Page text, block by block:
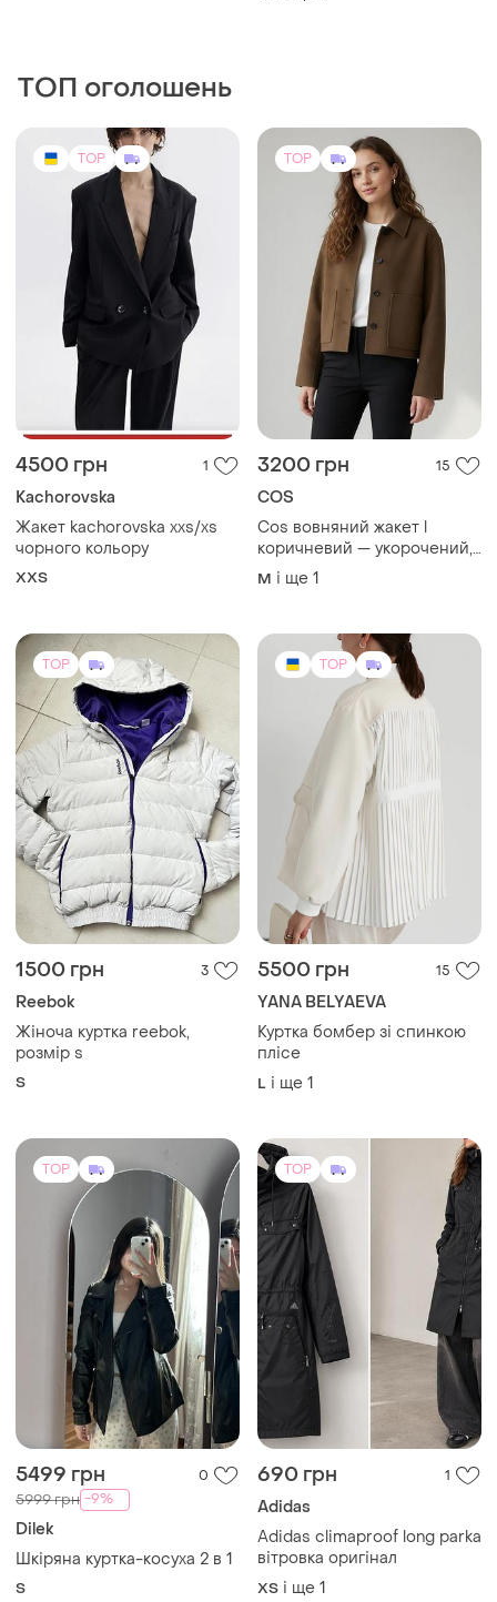
4500 грн
Kachorovska
Жакет kachorovska xxs/xs
чорного кольору
XХS
3200 грн 15
Cos вовняний жакет l
коричневий — укорочений,
оригінал, київ
M і ще 1
TOP
1500 грн 3
Reebok
Жіноча куртка reebok,
розмір s
TOP
5500 грн
YANA BELYAEVA
Куртка бомбер зі спинкою
плісе
і ще 1
TOP
5499 грн 0
5999 грн -9%
Шкіряна куртка-косуха 2 в 1
TOP
690 грн 1
Adidas
Adidas climaproof long parka
ХS і ще 1
TOP